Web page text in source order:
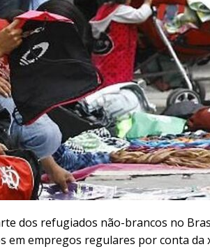
dos refugiados não-brancos no
em empregos regulares por conta da